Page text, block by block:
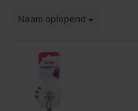
Naam oplopend